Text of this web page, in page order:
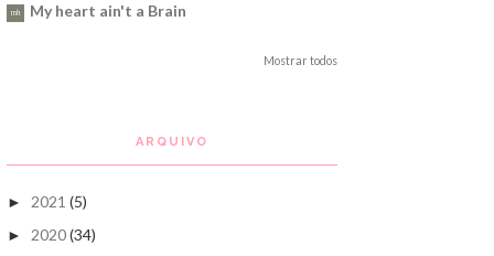
My heart ain't a Brain
Mostrar todos
ARQUIVO
► 2021 (5)
► 2020(34)